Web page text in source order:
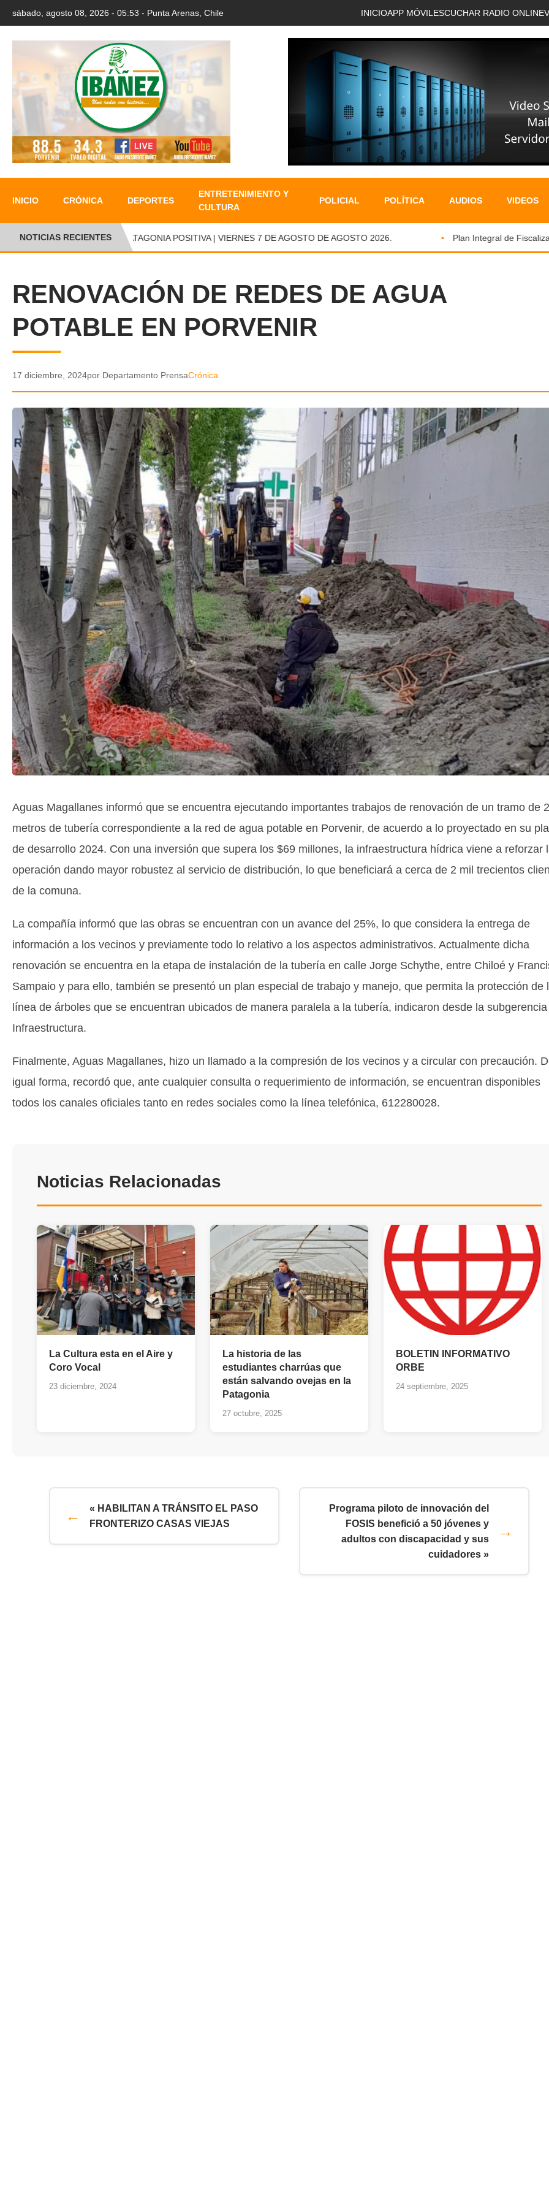
sábado, agosto 08, 2026 - 05:53 - Punta Arenas, Chile INICIOAPP MÓVIL ESCUCHAR RADIO ONLINE
INICIO CRÓNICA DEPORTES
ENTRETENIMIENTO Y
CULTURA
POLICIAL POLÍTICA AUDIOS VIDEOS
NOTICIAS RECIENTESPATAGONIA POSITIVA | VIERNES 7 DE AGOSTO DE AGOSTO 2026. Plan Integral de
RENOVACIÓN DE REDES DE AGUA
POTABLE EN PORVENIR
17 diciembre, 2024por Departamento PrensaCrónica
Aguas Magallanes informó que se encuentra ejecutando importantes trabajos de renovación de un tramo de
metros de tubería correspondiente a la red de agua potable en Porvenir, de acuerdo a lo proyectado en su
de desarrollo 2024. Con una inversión que supera los $69 millones, la infraestructura hídrica viene a reforzar
operación dando mayor robustez al servicio de distribución, lo que beneficiará a cerca de 2 mil trecientos
de la comuna.
La compañía informó que las obras se encuentran con un avance del 25%, lo que considera la entrega de
información a los vecinos y previamente todo lo relativo a los aspectos administrativos. Actualmente dicha
renovación se encuentra en la etapa de instalación de la tubería en calle Jorge Schythe, entre Chiloé y
Sampaio y para ello, también se presentó un plan especial de trabajo y manejo, que permita la protección de
línea de árboles que se encuentran ubicados de manera paralela a la tubería, indicaron desde la
Infraestructura.
Finalmente, Aguas Magallanes, hizo un llamado a la compresión de los vecinos y a circular con precaución.
igual forma, recordó que, ante cualquier consulta o requerimiento de información, se encuentran disponibles
todos los canales oficiales tanto en redes sociales como la línea telefónica, 612280028.
Noticias Relacionadas
La Cultura esta en el Aire y
Coro Vocal
23 diciembre, 2024
La historia de las
estudiantes charrúas que
están salvando ovejas en la
Patagonia
27 octubre, 2025
BOLETIN INFORMATIVO
ORBE
24 septiembre, 2025
« HABILITAN A TRÁNSITO EL PASO
FRONTERIZO CASAS VIEJAS
Programa piloto de innovación del
FOSIS benefició a 50 jóvenes y
adultos con discapacidad y sus
cuidadores »